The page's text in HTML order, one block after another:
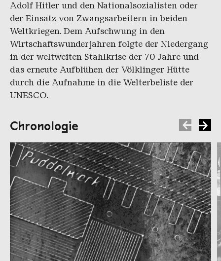
Adolf Hitler und den Nationalsozialisten oder
der Einsatz von Zwangsarbeitern in beiden
Weltkriegen. Dem Aufschwung in den
Wirtschaftswunderjahren folgte der Niedergang
in der weltweiten Stahlkrise der 70 Jahre und
das erneute Aufblühen der Völklinger Hütte
durch die Aufnahme in die Welterbeliste der
UNESCO.
Chronologie